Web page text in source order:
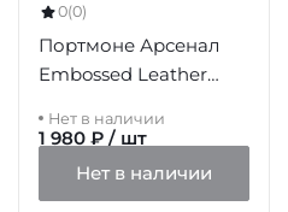
0(0)
Портмоне Арсенал
Embossed Leather
Нет в наличии
1 980 ₽ / шт
Нет в наличии